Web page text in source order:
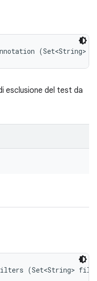
(Set<String>
esclusione del test da
(Set<String>